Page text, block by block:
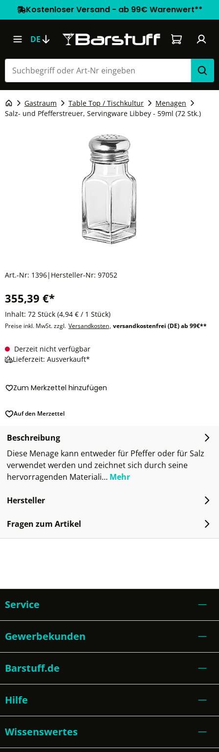
Kostenloser Versand - ab 99€ Warenwert**
DE Warenkorb
Gastraum Table Top / Tischkultur
Menagen
Salz- und Pfefferstreuer, Servingware Libbey - 59ml (72 Stk.)
Art.-Nr: 1396| Hersteller-Nr: 97052
355,39 €*
Inhalt: 72 Stück (4,94 € / 1 Stück)
Preise inkl. MwSt. zzgl. Versandkosten, versandkostenfrei (DE) ab 99€**
Derzeit nicht verfügbar
Lieferzeit: Ausverkauft*
Zum Merkzettel hinzufügen
Auf den Merzettel
Beschreibung
Diese Menage kann entweder für Pfeffer oder für Salz
verwendet werden und zeichnet sich durch seine
hervorragenden Materiali… Mehr
Hersteller
Fragen zum Artikel
Service
Gewerbekunden
Barstuff.de
Hilfe
Wissenswertes